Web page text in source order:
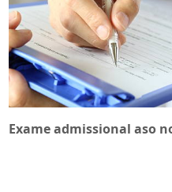
Exame admissional aso